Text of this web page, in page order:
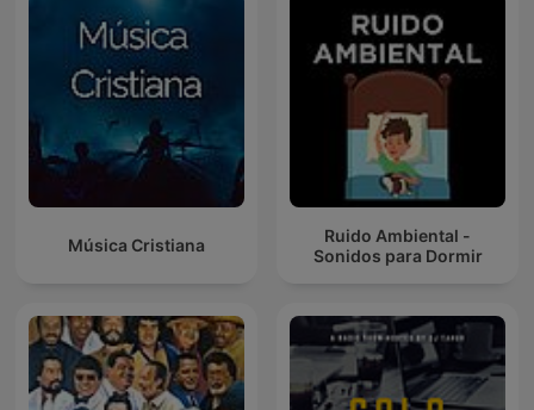
Música Cristiana
Ruido Ambiental -
Sonidos para Dormir